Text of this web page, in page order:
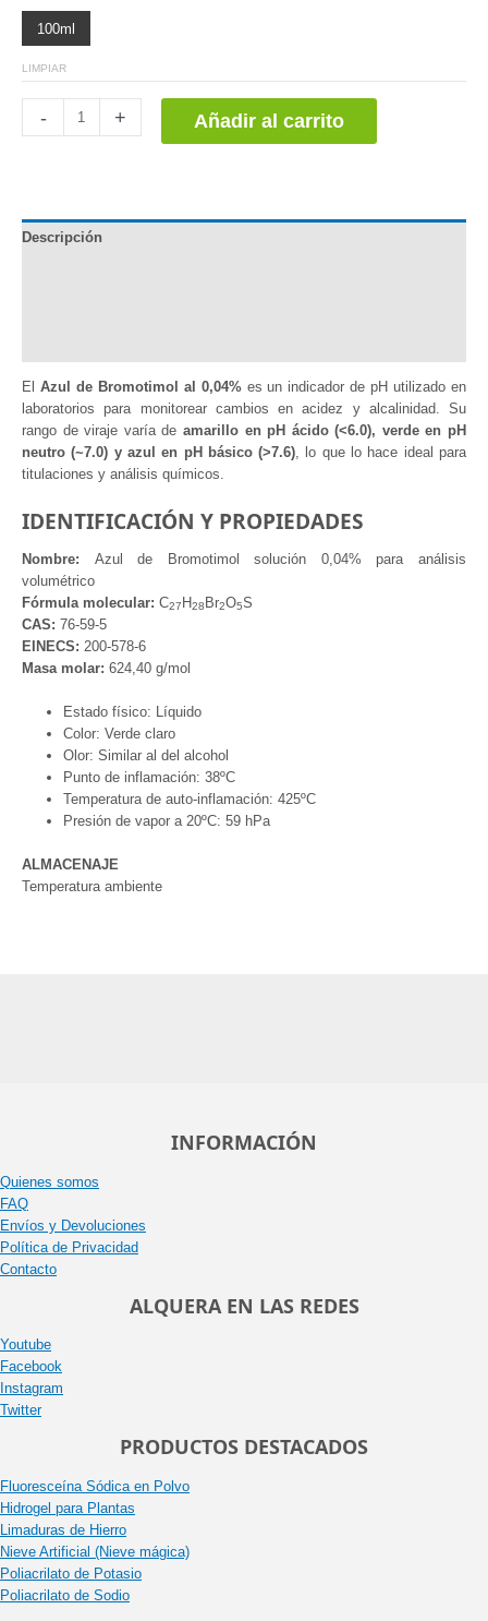
100ml
LIMPIAR
-
cantidad
+ Añadir al carrito
Descripción
El Azul de Bromotimol al 0,04%es un indicador de pH utilizado en
laboratorios para monitorear cambios en acidez y alcalinidad. Su
rango de viraje varía de amarillo en pH ácido (<6.0), verde en pH
neutro (~7.0) y azul en pH básico (>7.6), lo que lo hace ideal para
titulaciones y análisis químicos.
IDENTIFICACIÓN Y PROPIEDADES
Nombre: Azul de Bromotimol solución 0,04% para análisis
volumétrico
Fórmula molecular: C27 H28 Br2O5S
CAS: 76-59-5
EINECS: 200-578-6
Masa molar: 624,40 g/mol
Estado físico: Líquido
Color: Verde claro
Olor: Similar al del alcohol
Punto de inflamación: 38ºC
Temperatura de auto-inflamación: 425ºC
Presión de vapor a 20ºC: 59 hPa
ALMACENAJE
Temperatura ambiente
INFORMACIÓN
Quienes somos
FAQ
Envíos y Devoluciones
Política de Privacidad
Contacto
ALQUERA EN LAS REDES
Youtube
Facebook
Instagram
Twitter
PRODUCTOS DESTACADOS
Fluoresceína Sódica en Polvo
Hidrogel para Plantas
Limaduras de Hierro
Nieve Artificial (Nieve mágica)
Poliacrilato de Potasio
Poliacrilato de Sodio